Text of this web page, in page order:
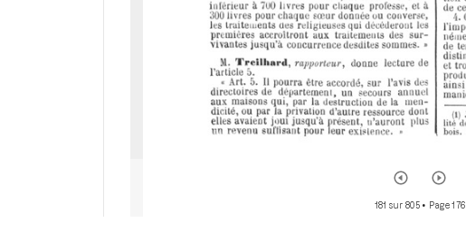
181 sur 805• Page 176